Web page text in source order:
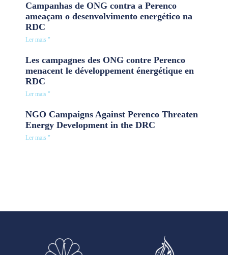
Campanhas de ONG contra a Perenco
ameaçam o desenvolvimento energético na
RDC
Ler mais "
Les campagnes des ONG contre Perenco
menacent le développement énergétique en
RDC
Ler mais "
NGO Campaigns Against Perenco Threaten
Energy Development in the DRC
Ler mais "